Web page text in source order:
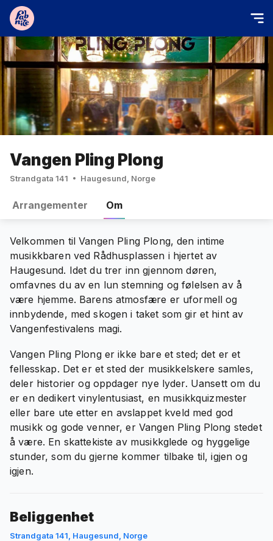
Vangen Pling Plong
Strandgata 141 Haugesund, Norge
Arrangementer Om
Velkommen til Vangen Pling Plong, den intime
musikkbaren ved Rådhusplassen i hjertet av
Haugesund. Idet du trer inn gjennom døren,
omfavnes du av en lun stemning og følelsen av å
være hjemme. Barens atmosfære er uformell og
innbydende, med skogen i taket som gir et hint av
Vangenfestivalens magi.
Vangen Pling Plong er ikke bare et sted; det er et
fellesskap. Det er et sted der musikkelskere samles,
deler historier og oppdager nye lyder. Uansett om du
er en dedikert vinylentusiast, en musikkquizmester
eller bare ute etter en avslappet kveld med god
musikk og gode venner, er Vangen Pling Plong stedet
å være. En skattekiste av musikkglede og hyggelige
stunder, som du gjerne kommer tilbake til, igjen og
igjen.
Beliggenhet
Strandgata 141, Haugesund, Norge